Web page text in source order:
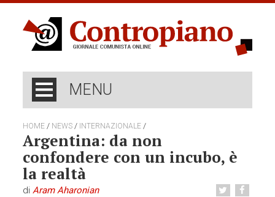
MENU
HOME / NEWS / INTERNAZIONALE /
Argentina: da non
confondere con un incubo, è
la realtà
diAram Aharonian